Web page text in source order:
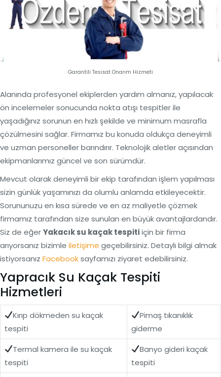
Garantili Tesisat Onarım Hizmeti
Alanında profesyonel ekiplerden yardım almanız, yapılacak
ön incelemeler sonucunda nokta atışı tespitler ile
yaşadığınız sorunun en hızlı şekilde ve minimum masrafla
çözülmesini sağlar. Firmamız bu konuda oldukça deneyimli
ve uzman personeller barındırır. Teknolojik aletler açısından
ekipmanlarımız güncel ve son sürümdür.
Mevcut olarak deneyimli bir ekip tarafından işlem yapılması
sizin günlük yaşamınızı da olumlu anlamda etkileyecektir.
Sorununuzu en kısa sürede ve en az maliyetle çözmek
firmamız tarafından size sunulan en büyük avantajlardandır.
Siz de eğerYakacık su kaçak tespitiiçin bir firma
arıyorsanız bizimle iletişime geçebilirsiniz. Detaylı bilgi almak
istiyorsanız Facebooksayfamızı ziyaret edebilirsiniz.
Yapracık Su Kaçak Tespiti
Hizmetleri
Kırıp dökmeden su kaçak
tespiti
Pimaş tıkanıklık
giderme
Termal kamera ile su kaçak
tespiti
Banyo gideri kaçak
tespiti